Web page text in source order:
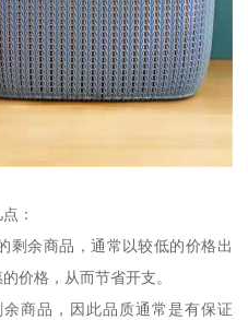
：
剩余商品，通常以较低的价格出
价格，从而节省开支。
商品，因此品质通常是有保证